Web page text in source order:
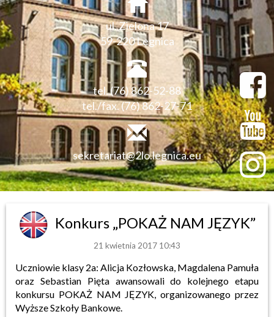
ul. Zielona 17
59-220 Legnica
tel. (76) 862-52-88
tel./fax. (76) 862-27-71
sekretariat@2lo.legnica.eu
Konkurs „POKAŻ NAM JĘZYK”
21 kwietnia 2017 10:43
Uczniowie klasy 2a: Alicja Kozłowska, Magdalena Pamuła
oraz Sebastian Pięta awansowali do kolejnego etapu
konkursu POKAŻ NAM JĘZYK, organizowanego przez
Wyższe Szkoły Bankowe.